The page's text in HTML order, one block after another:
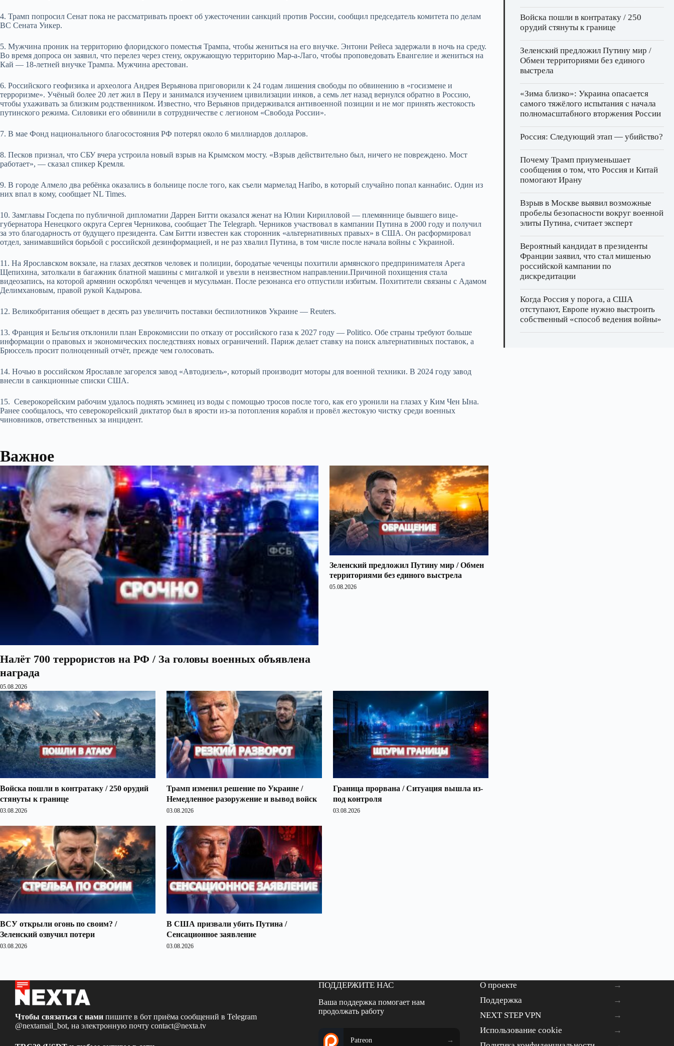
4. Трамп попросил Сенат пока не рассматривать проект об ужесточении санкций против России, сообщил председатель комитета по делам
ВС Сената Уикер.
5. Мужчина проник на территорию флоридского поместья Трампа, чтобы жениться на его внучке. Энтони Рейеса задержали в ночь на среду.
Во время допроса он заявил, что перелез через стену, окружающую территорию Мар-а-Лаго, чтобы проповедовать Евангелие и жениться на
Кай — 18-летней внучке Трампа. Мужчина арестован.
6. Российского геофизика и археолога Андрея Верьянова приговорили к 24 годам лишения свободы по обвинению в «госизмене и
терроризме». Учёный более 20 лет жил в Перу и занимался изучением цивилизации инков, а семь лет назад вернулся обратно в Россию,
чтобы ухаживать за близким родственником. Известно, что Верьянов придерживался антивоенной позиции и не мог принять жестокость
путинского режима. Силовики его обвинили в сотрудничестве с легионом «Свобода России».
7. В мае Фонд национального благосостояния РФ потерял около 6 миллиардов долларов.
8. Песков признал, что СБУ вчера устроила новый взрыв на Крымском мосту. «Взрыв действительно был, ничего не повреждено. Мост
работает», — сказал спикер Кремля.
9. В городе Алмело два ребёнка оказались в больнице после того, как съели мармелад Haribo, в который случайно попал каннабис. Один из
них впал в кому, сообщает NL Times.
10. Замглавы Госдепа по публичной дипломатии Даррен Битти оказался женат на Юлии Кирилловой — племяннице бывшего вице-
губернатора Ненецкого округа Сергея Черникова, сообщает The Telegraph. Черников участвовал в кампании Путина в 2000 году и получил
за это благодарность от будущего президента. Сам Битти известен как сторонник «альтернативных правых» в США. Он расформировал
отдел, занимавшийся борьбой с российской дезинформацией, и не раз хвалил Путина, в том числе после начала войны с Украиной.
11. На Ярославском вокзале, на глазах десятков человек и полиции, бородатые чеченцы похитили армянского предпринимателя Арега
Щепихина, затолкали в багажник блатной машины с мигалкой и увезли в неизвестном направлении.Причиной похищения стала
видеозапись, на которой армянин оскорблял чеченцев и мусульман. После резонанса его отпустили избитым. Похитители связаны с Адамом
Делимхановым, правой рукой Кадырова.
12. Великобритания обещает в десять раз увеличить поставки беспилотников Украине — Reuters.
13. Франция и Бельгия отклонили план Еврокомиссии по отказу от российского газа к 2027 году — Politico. Обе страны требуют больше
информации о правовых и экономических последствиях новых ограничений. Париж делает ставку на поиск альтернативных поставок, а
Брюссель просит полноценный отчёт, прежде чем голосовать.
14. Ночью в российском Ярославле загорелся завод «Автодизель», который производит моторы для военной техники. В 2024 году завод
внесли в санкционные списки США.
15. Северокорейским рабочим удалось поднять эсминец из воды с помощью тросов после того, как его уронили на глазах у Ким Чен Ына.
Ранее сообщалось, что северокорейский диктатор был в ярости из-за потопления корабля и провёл жестокую чистку среди военных
чиновников, ответственных за инцидент.
Важное
Налёт 700 террористов на РФ / За головы военных объявлена
награда
05.08.2026
Зеленский предложил Путину мир / Обмен
территориями без единого выстрела
05.08.2026
Войска пошли в контратаку / 250 орудий
стянуты к границе
03.08.2026
Трамп изменил решение по Украине /
Немедленное разоружение и вывод войск
03.08.2026
Граница прорвана / Ситуация вышла из-
под контроля
03.08.2026
ВСУ открыли огонь по своим? /
Зеленский озвучил потери
03.08.2026
В США призвали убить Путина /
Сенсационное заявление
03.08.2026
Войска пошли в контратаку / 250
орудий стянуты к границе
Зеленский предложил Путину мир /
Обмен территориями без единого
выстрела
«Зима близко»: Украина опасается
самого тяжёлого испытания с начала
полномасштабного вторжения России
Россия: Следующий этап — убийство?
Почему Трамп приуменьшает
сообщения о том, что Россия и Китай
помогают Ирану
Взрыв в Москве выявил возможные
пробелы безопасности вокруг военной
элиты Путина, считает эксперт
Вероятный кандидат в президенты
Франции заявил, что стал мишенью
российской кампании по
дискредитации
Когда Россия у порога, а США
отступают, Европе нужно выстроить
собственный «способ ведения войны»
Чтобы связаться с нами пишите в бот приёма сообщений в Telegram
@nextamail_bot, на электронную почту contact@nexta.tv
ПОДДЕРЖИТЕ НАС
Ваша поддержка помогает нам
продолжать работу
Patreon
О проекте
Поддержка
NEXT STEP VPN
Использование cookie